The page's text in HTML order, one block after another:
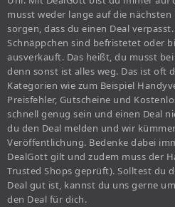
musst weder lange auf die
sorgen, dass du einen Deal
Schnäppchen sind befristetet oder
ausverkauft. Das heißt, du musst
denn sonst ist alles weg. Das ist oft
Kategorien wie zum Beispiel
Preisfehler, Gutscheine und
schnell genug sein und einen Deal
du den Deal melden und wir
Veröffentlichung. Bedenke dabei
DealGott gilt und zudem muss der
Trusted Shops geprüft). Solltest du
Deal gut ist, kannst du uns gerne
den Deal für dich.